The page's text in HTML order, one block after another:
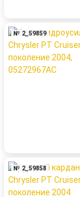
№ 2_59859
№ 2_59858